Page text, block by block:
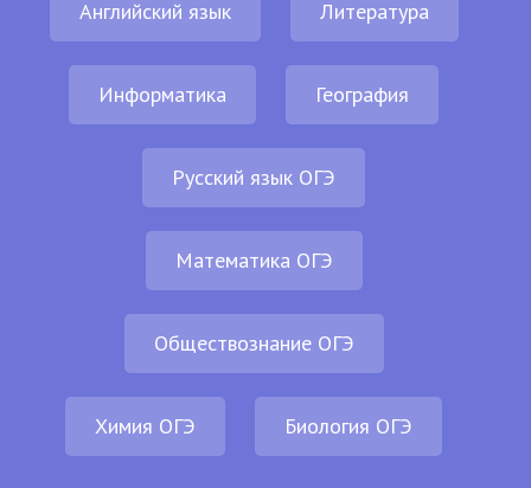
Английский язык Литература
Информатика География
Русский язык ОГЭ
Математика ОГЭ
Обществознание ОГЭ
Химия ОГЭ Биология ОГЭ